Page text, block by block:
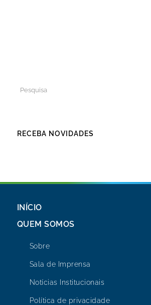
RECEBA NOVIDADES
INÍCIO
QUEM SOMOS
Sobre
Sala de Imprensa
Notícias Institucionais
Política de privacidade